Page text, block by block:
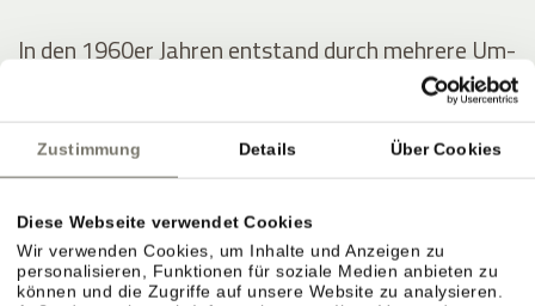
Zustimmung Details Über Cookies
Diese Webseite verwendet Cookies
Wir verwenden Cookies, um Inhalte und Anzeigen zu
personalisieren, Funktionen für soziale Medien anbieten zu
können und die Zugriffe auf unsere Website zu analysieren.
In den 1960er Jahren entstand durch mehrere Um-
und Zubauten das erste Hotel mit Freibad im
Überetsch. Der junge Erbe Josef Hanni-Ausserer
baute 1972 das erste Hallenbad der Region,
errichtete zwei Tennisplätze und intensivierte die
Weinproduktion.